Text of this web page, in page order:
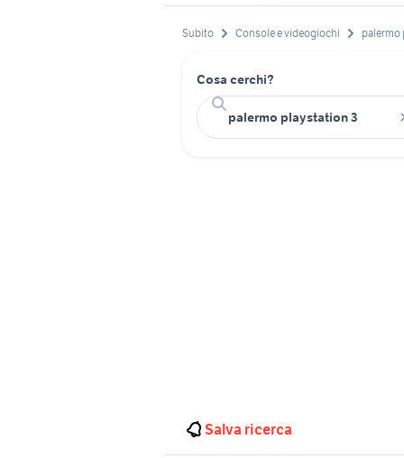
Subito Console e videogiochi palermo
Cosa cerchi?
Salva ricerca